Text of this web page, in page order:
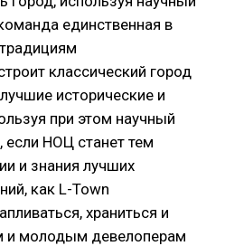
единственная в
классический город
исторические и
при этом научный
если НОЦ станет тем
и знания лучших
как L-Town
храниться и
и молодым девелоперам